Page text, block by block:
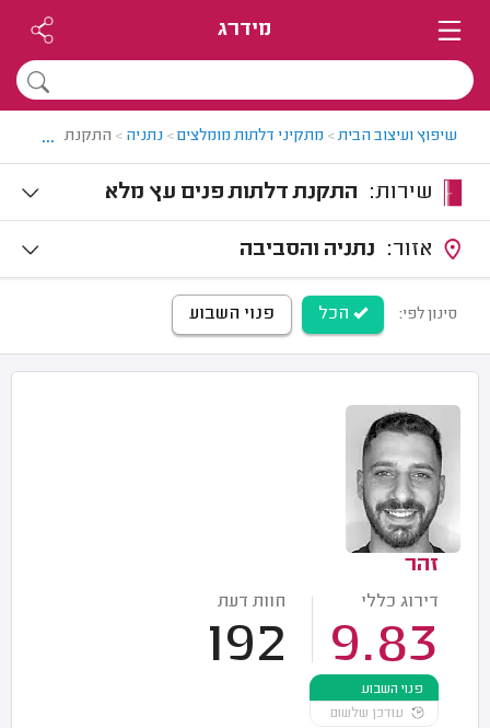
מידרג
שיפוץ ועיצוב הבית> מתקיני דלתות מומלצים> נתניה > התקנת דלתות
...
התקנת דלתות פנים עץ מלא
נתניה והסביבה
סינון לפי: הכל פנוי השבוע
זהר
דירוג כללי
9.83
חוות דעת
192
פנוי השבוע
עודכן שלשום